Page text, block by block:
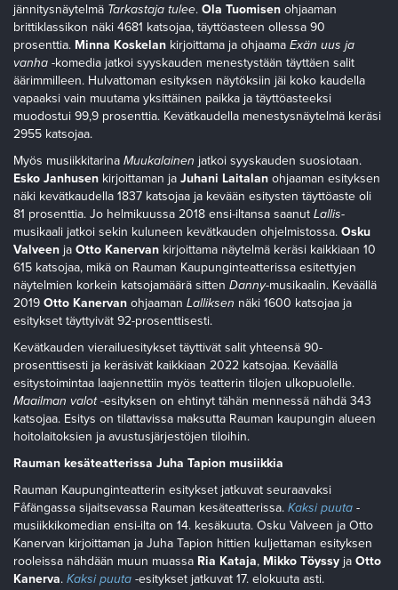
jännitysnäytelmä Tarkastaja tulee. Ola Tuomisen ohjaaman
brittiklassikon näki 4681 katsojaa, täyttöasteen ollessa 90
prosenttia. Minna Koskelan kirjoittama ja ohjaama Exän uus ja
vanha -komedia jatkoi syyskauden menestystään täyttäen salit
äärimmilleen. Hulvattoman esityksen näytöksiin jäi koko kaudella
vapaaksi vain muutama yksittäinen paikka ja täyttöasteeksi
muodostui 99,9 prosenttia. Kevätkaudella menestysnäytelmä keräsi
2955 katsojaa.
Myös musiikkitarina Muukalainen jatkoi syyskauden suosiotaan.
Esko Janhusen kirjoittaman ja Juhani Laitalan ohjaaman esityksen
näki kevätkaudella 1837 katsojaa ja kevään esitysten täyttöaste oli
81 prosenttia. Jo helmikuussa 2018 ensi-iltansa saanut Lallis-
musikaali jatkoi sekin kuluneen kevätkauden ohjelmistossa. Osku
Valveen ja Otto Kanervan kirjoittama näytelmä keräsi kaikkiaan 10
615 katsojaa, mikä on Rauman Kaupunginteatterissa esitettyjen
näytelmien korkein katsojamäärä sitten Danny-musikaalin. Keväällä
2019 Otto Kanervan ohjaaman Lalliksen näki 1600 katsojaa ja
esitykset täyttyivät 92-prosenttisesti.
Kevätkauden vierailuesitykset täyttivät salit yhteensä 90-
prosenttisesti ja keräsivät kaikkiaan 2022 katsojaa. Keväällä
esitystoimintaa laajennettiin myös teatterin tilojen ulkopuolelle.
Maailman valot-esityksen on ehtinyt tähän mennessä nähdä 343
katsojaa. Esitys on tilattavissa maksutta Rauman kaupungin alueen
hoitolaitoksien ja avustusjärjestöjen tiloihin.
Rauman kesäteatterissa Juha Tapion musiikkia
Rauman Kaupunginteatterin esitykset jatkuvat seuraavaksi
Fåfängassa sijaitsevassa Rauman kesäteatterissa. Kaksi puuta -
musiikkikomedian ensi-ilta on 14. kesäkuuta. Osku Valveen ja Otto
Kanervan kirjoittaman ja Juha Tapion hittien kuljettaman esityksen
rooleissa nähdään muun muassa Ria Kataja, Mikko Töyssy ja Otto
Kanerva. Kaksi puuta -esitykset jatkuvat 17. elokuuta asti.